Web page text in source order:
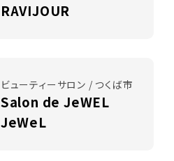
RAVIJOUR
ビューティーサロン / つくば市
Salon de JeWEL
JeWeL